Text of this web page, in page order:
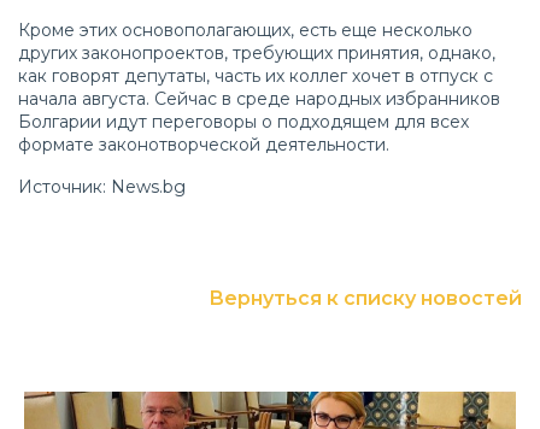
Кроме этих основополагающих, есть еще несколько
других законопроектов, требующих принятия, однако,
как говорят депутаты, часть их коллег хочет в отпуск с
начала августа. Сейчас в среде народных избранников
Болгарии идут переговоры о подходящем для всех
формате законотворческой деятельности.
Источник: News.bg
Вернуться к списку новостей